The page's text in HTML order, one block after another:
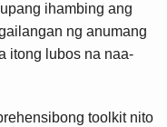
ihambing ang
ng anumang
itong lubos na naa-
toolkit nito